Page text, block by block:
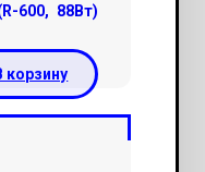
600, 88Вт)
корзину